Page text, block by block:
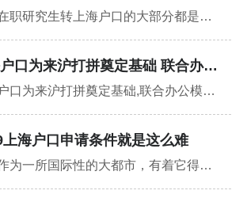
目前在职研究生转上海户口的大部分都是高端人才,上海读在职研究生仿佛成了社会人员的主要潮流，为了能更顺利的招生，很多大学高校对外宣称读在职研究生的好处，像什么增长人脉、出国留学、升职加薪
上海户口为来沪打拼奠定基础 联合办公模式被地产商看好
上海户口为来沪打拼奠定基础,联合办公模式被地产商看好,对沪中央商务区租金放缓，联合办公模式被各大企业青睐的看法,张老师就租金放缓速度
上海户口申请条件就是这么难
上海作为一所国际性的大都市，有着它得天独厚的自然条件和人文条件，拥有上海户口，享受上海本地买房自由；